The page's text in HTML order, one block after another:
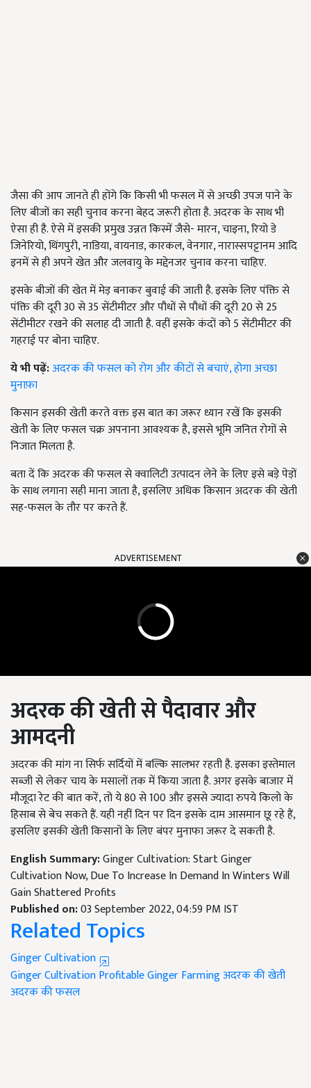
जैसा की आप जानते ही होंगे कि किसी भी फसल में से अच्छी उपज पाने के
लिए बीजों का सही चुनाव करना बेहद जरूरी होता है. अदरक के साथ भी
ऐसा ही है. ऐसे में इसकी प्रमुख उन्नत किस्में जैसे- मारन, चाइना, रियो डे
जिनेरियो, थिंगपुरी, नाडिया, वायनाड, कारकल, वेनगार, नारास्सपट्टानम आदि
इनमें से ही अपने खेत और जलवायु के मद्देनजर चुनाव करना चाहिए.
इसके बीजों की खेत में मेड़ बनाकर बुवाई की जाती है. इसके लिए पंक्ति से
पंक्ति की दूरी 30 से 35 सेंटीमीटर और पौधों से पौधों की दूरी 20 से 25
सेंटीमीटर रखने की सलाह दी जाती है. वहीं इसके कंदों को 5 सेंटीमीटर की
गहराई पर बोना चाहिए.
ये भी पढ़ें:अदरक की फसल को रोग और कीटों से बचाएं, होगा अच्छा
मुनाफ़ा
किसान इसकी खेती करते वक्त इस बात का जरूर ध्यान रखें कि इसकी
खेती के लिए फसल चक्र अपनाना आवश्यक है, इससे भूमि जनित रोगों से
निजात मिलता है.
बता दें कि अदरक की फसल से क्वालिटी उत्पादन लेने के लिए इसे बड़े पेड़ों
के साथ लगाना सही माना जाता है, इसलिए अधिक किसान अदरक की खेती
सह-फसल के तौर पर करते हैं.
ADVERTISEMENT
अदरक की खेती से पैदावार और
आमदनी
अदरक की मांग ना सिर्फ सर्दियों में बल्कि सालभर रहती है. इसका इस्तेमाल
सब्जी से लेकर चाय के मसालों तक में किया जाता है. अगर इसके बाजार में
मौजूदा रेट की बात करें, तो ये 80 से 100 और इससे ज्यादा रुपये किलो के
हिसाब से बेच सकते हैं. यही नहीं दिन पर दिन इसके दाम आसमान छू रहे हैं,
इसलिए इसकी खेती किसानों के लिए बंपर मुनाफा जरूर दे सकती है.
English Summary:Ginger Cultivation: Start Ginger
Cultivation Now, Due To Increase In Demand In Winters Will
Gain Shattered Profits
Published on:03 September 2022, 04:59 PM IST
Related Topics
Ginger Cultivation
Ginger CultivationProfitable Ginger Farmingअदरक की खेती
अदरक की फसल